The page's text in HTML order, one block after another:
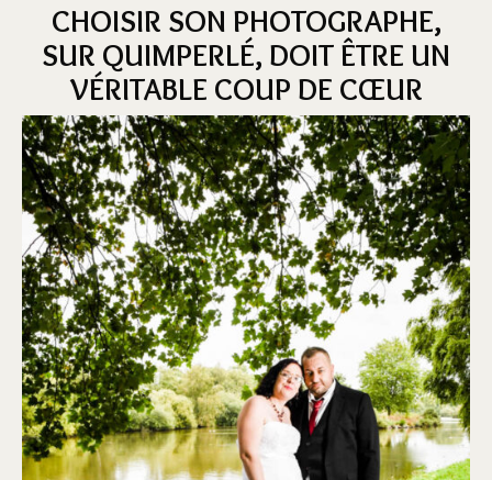
CHOISIR SON PHOTOGRAPHE,
SUR QUIMPERLÉ, DOIT ÊTRE UN
VÉRITABLE COUP DE CŒUR